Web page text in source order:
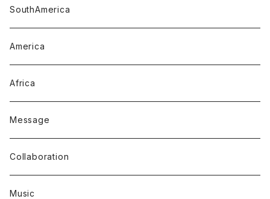
SouthAmerica
America
Africa
Message
Collaboration
Music